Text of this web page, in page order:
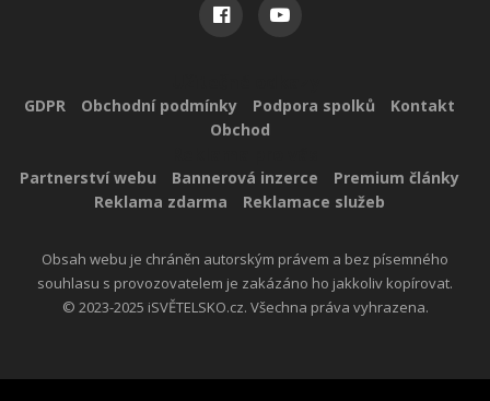
GDPR Obchodní podmínky Podpora spolků
Kontakt
Obchod
Partnerství webu Bannerová inzerce
Premium články
Reklama zdarma
Reklamace služeb
Obsah webu je chráněn autorským právem a bez písemného
souhlasu s provozovatelem je zakázáno ho jakkoliv kopírovat.
© 2023-2025 iSVĚTELSKO.cz. Všechna práva vyhrazena.